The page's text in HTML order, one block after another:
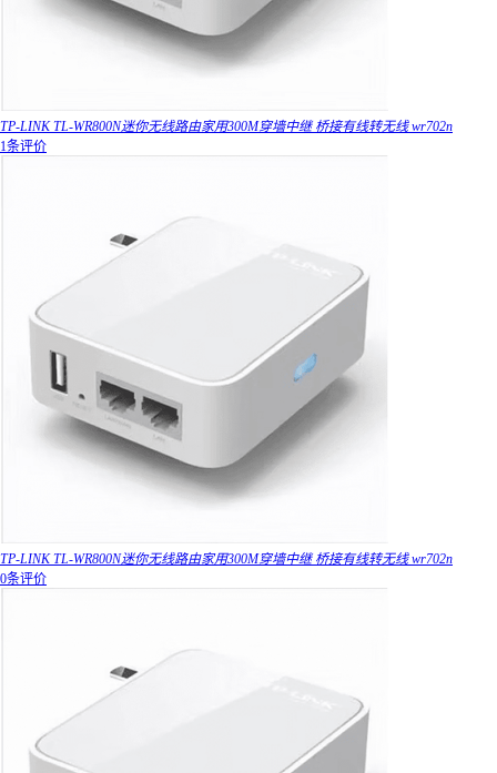
TP-LINK TL-WR800N迷你无线路由家用300M穿墙中继 桥接有线转无线 wr702n
1条评价
TP-LINK TL-WR800N迷你无线路由家用300M穿墙中继 桥接有线转无线 wr702n
0条评价